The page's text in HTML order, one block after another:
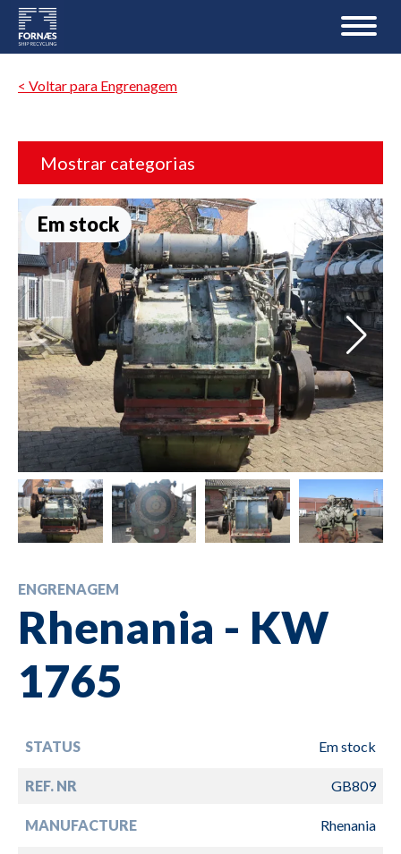
< Voltar para Engrenagem
Mostrar categorias
Em stock
ENGRENAGEM
Rhenania - KW
1765
STATUS Em stock
REF. NR GB809
MANUFACTURE Rhenania